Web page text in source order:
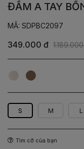
ĐẦM A TAY
MÃ: SDPBC2097
349.000 đ
Be
nâu
Nâu
be
S M L
Tìm cỡ của bạn